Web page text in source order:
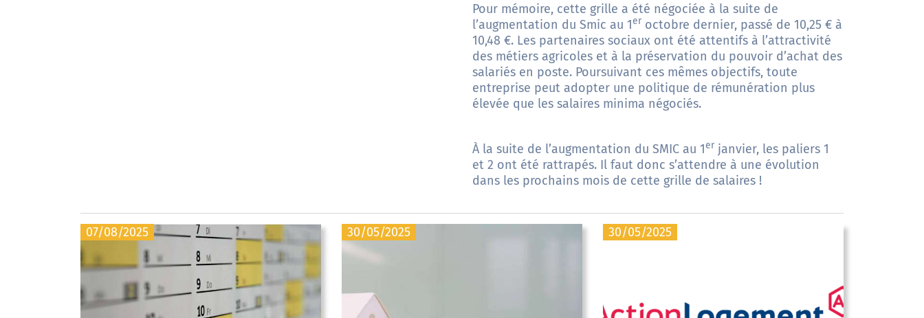
Pour mémoire, cette grille a été négociée à la suite de
l’augmentation du Smic au 1er octobre dernier, passé de 10,25 € à
10,48 €. Les partenaires sociaux ont été attentifs à l’attractivité
des métiers agricoles et à la préservation du pouvoir d’achat des
salariés en poste. Poursuivant ces mêmes objectifs, toute
entreprise peut adopter une politique de rémunération plus
élevée que les salaires minima négociés.
À la suite de l’augmentation du SMIC au 1er janvier, les paliers 1
et 2 ont été rattrapés. Il faut donc s’attendre à une évolution
dans les prochains mois de cette grille de salaires !
07/08/2025 30/05/2025 30/05/2025